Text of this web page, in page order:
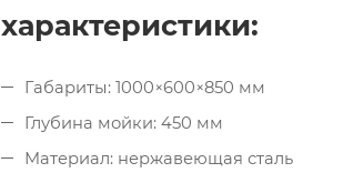
характеристики:
Габариты: 1000×600×850 мм
Глубина мойки: 450 мм
Материал: нержавеющая сталь